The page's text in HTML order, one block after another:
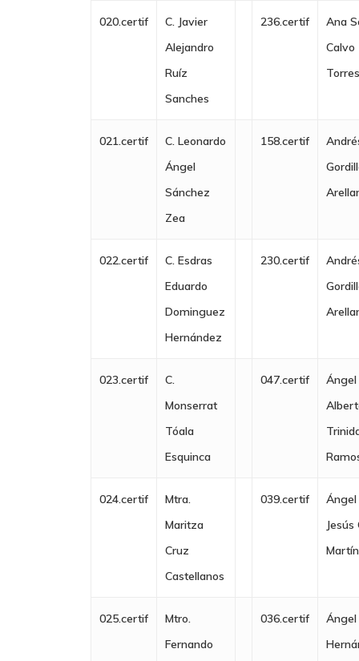
020.certif
C. Javier
Alejandro
Ruíz
Sanches
236.certif
Ana
Calvo
021.certif
C. Leonardo
Ángel
Sánchez
Zea
158.certif
022.certif
C. Esdras
Eduardo
Dominguez
Hernández
230.certif
023.certif
C.
Monserrat
Tóala
Esquinca
047.certif
Ángel
024.certif
Mtra.
Maritza
Cruz
Castellanos
039.certif
Ángel
Jesús
025.certif
Mtro.
Fernando
036.certif